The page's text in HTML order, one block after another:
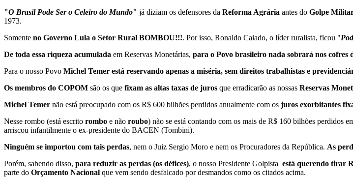
"O Brasil Pode Ser o Celeiro do Mundo" já diziam os defensores da Reforma Agrária antes do Golpe
1973.
Somente no Governo Lula o Setor Rural BOMBOU!!!. Por isso, Ronaldo Caiado, o líder ruralista, ficou "
De toda essa riqueza acumulada em Reservas Monetárias, para o Povo brasileiro nada sobrará nos cofres
Para o nosso Povo Michel Temer está reservando apenas a miséria, sem direitos trabalhistas e
Os membros do COPOM são os que fixam as altas taxas de juros que erradicarão as nossas Reservas
Michel Temer não está preocupado com os R$ 600 bilhões perdidos anualmente com os juros exorbitantes
Nesse rombo (está escrito rombo e não roubo) não se está contando com os mais de R$ 160 bilhões perdidos
arriscou infantilmente o ex-presidente do BACEN (Tombini).
Ninguém se importou com tais perdas, nem o Juiz Sergio Moro e nem os Procuradores da República. As
Porém, sabendo disso, para reduzir as perdas (os défices), o nosso Presidente Golpista está querendo tirar
parte do Orçamento Nacional que vem sendo desfalcado por desmandos como os citados acima.